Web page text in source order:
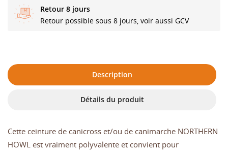
Retour 8 jours
Retour possible sous 8 jours, voir aussi GCV
Description
Détails du produit
Cette ceinture de canicross et/ou de canimarche NORTHERN
HOWL est vraiment polyvalente et convient pour